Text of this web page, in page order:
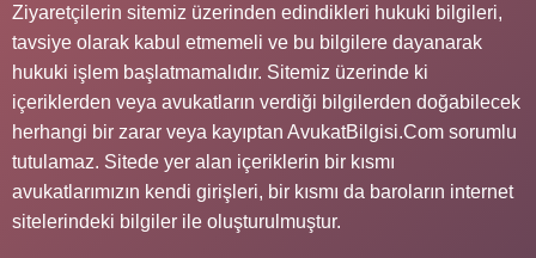
Ziyaretçilerin sitemiz üzerinden edindikleri hukuki bilgileri,
tavsiye olarak kabul etmemeli ve bu bilgilere dayanarak
hukuki işlem başlatmamalıdır. Sitemiz üzerinde ki
içeriklerden veya avukatların verdiği bilgilerden doğabilecek
herhangi bir zarar veya kayıptan AvukatBilgisi.Com sorumlu
tutulamaz. Sitede yer alan içeriklerin bir kısmı
avukatlarımızın kendi girişleri, bir kısmı da baroların internet
sitelerindeki bilgiler ile oluşturulmuştur.